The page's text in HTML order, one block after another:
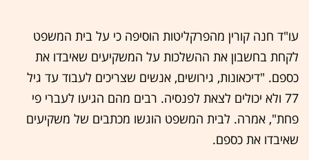
עו"ד חנה קורין מהפרקליטות הוסיפה כי על בית המשפט
לקחת בחשבון את ההשלכות על המשקיעים שאיבדו את
כספם. "דיכאונות, גירושים, אנשים שצריכים לעבוד עד גיל
77 ולא יכולים לצאת לפנסיה. רבים מהם הגיעו לעברי פי
פחת", אמרה. לבית המשפט הוגשו מכתבים של משקיעים
שאיבדו את כספם.